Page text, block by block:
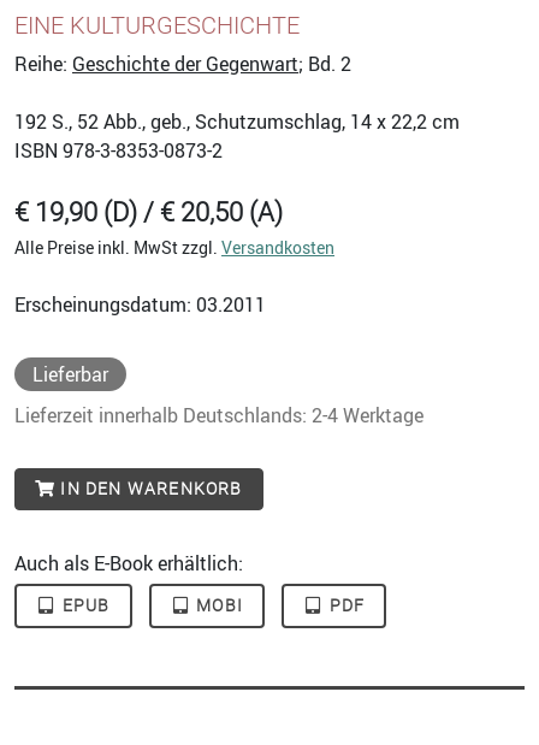
EINE KULTURGESCHICHTE
Reihe: Geschichte der Gegenwart; Bd. 2
192 S., 52 Abb., geb., Schutzumschlag, 14 x 22,2 cm
ISBN 978-3-8353-0873-2
€ 19,90 (D) / € 20,50 (A)
Alle Preise inkl. MwSt zzgl. Versandkosten
Erscheinungsdatum: 03.2011
Lieferbar
Lieferzeit innerhalb Deutschlands: 2-4 Werktage
IN DEN WARENKORB
Auch als E-Book erhältlich:
EPUB MOBI PDF